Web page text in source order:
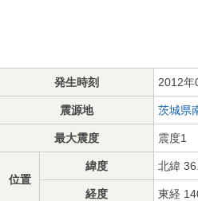
発生時刻 2012年
震源地 茨城県
最大震度 震度1
位置
緯度 北緯
経度 東経